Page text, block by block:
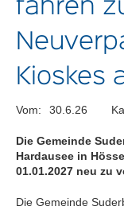
fahren
Kioskes
Vom: 30.6.26
Die Gemeinde
Hardausee in
01.01.2027 neu zu
Die Gemeinde